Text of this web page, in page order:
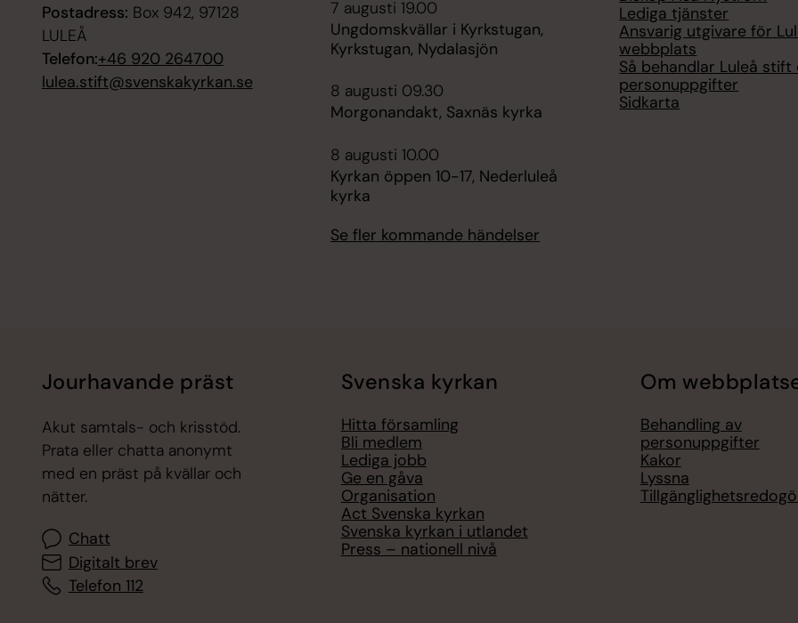
Postadress: Box 942, 97128
LULEÅ
Telefon:+46 920 264700
lulea.stift@svenskakyrkan.se
7 augusti 19.00
Ungdomskvällar i Kyrkstugan,
Kyrkstugan, Nydalasjön
8 augusti 09.30
Morgonandakt, Saxnäs kyrka
8 augusti 10.00
Kyrkan öppen 10-17, Nederluleå
kyrka
Se fler kommande händelser
Lediga tjänster
Ansvarig utgivare för
webbplats
Så behandlar Luleå stift
personuppgifter
Sidkarta
Jourhavande präst
Akut samtals- och krisstöd.
Prata eller chatta anonymt
med en präst på kvällar och
nätter.
Chatt
Digitalt brev
Telefon 112
Svenska kyrkan
Hitta församling
Bli medlem
Lediga jobb
Ge en gåva
Organisation
Act Svenska kyrkan
Svenska kyrkan i utlandet
Press – nationell nivå
Om
Behandling av
personuppgifter
Kakor
Lyssna